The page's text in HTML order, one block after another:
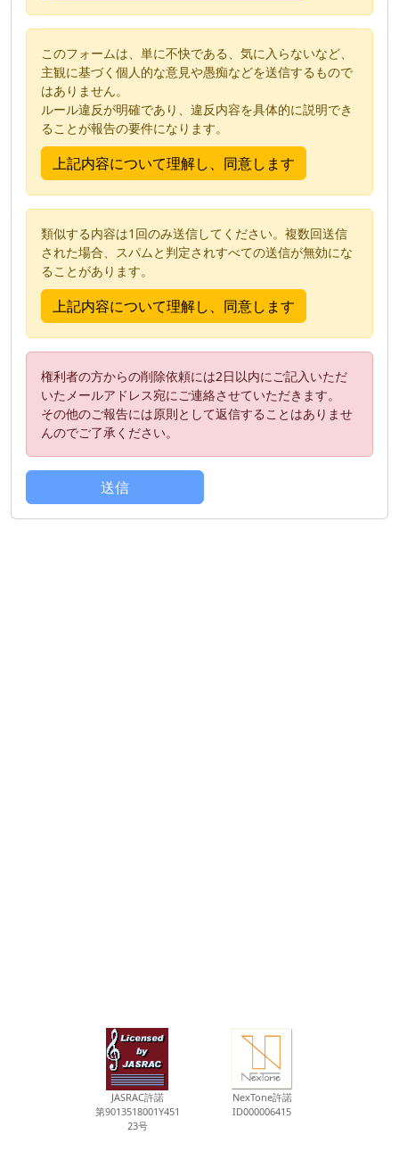
このフォームは、単に不快である、気に入らないなど、
主観に基づく個人的な意見や愚痴などを送信するもので
はありません。
ルール違反が明確であり、違反内容を具体的に説明でき
ることが報告の要件になります。
類似する内容は1回のみ送信してください。複数回送信
された場合、スパムと判定されすべての送信が無効にな
ることがあります。
権利者の方からの削除依頼には2日以内にご記入いただ
いたメールアドレス宛にご連絡させていただきます。
その他のご報告には原則として返信することはありませ
んのでご了承ください。
JASRAC許諾
第9013518001Y451
23号
NexTone許諾
ID000006415